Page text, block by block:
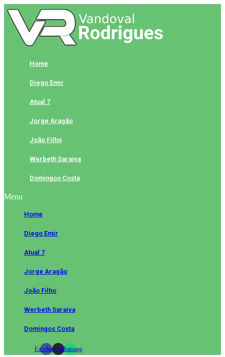
Skip
to
content
Home
Diego Emir
Atual 7
Jorge Aragão
João Filho
Werbeth Saraiva
Domingos Costa
Menu
Home
Diego Emir
Atual 7
Jorge Aragão
João Filho
Werbeth Saraiva
Domingos Costa
FacebookInstagramWhatsapp